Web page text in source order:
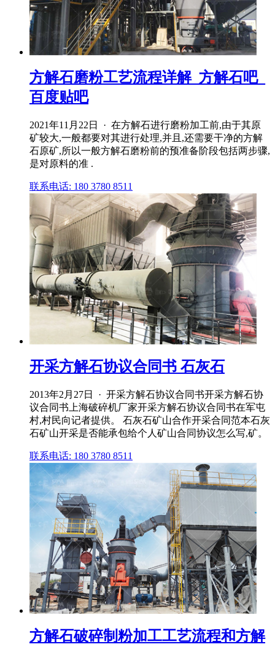
方解石磨粉工艺流程详解_方解石吧_
百度贴吧
2021年11月22日 · 在方解石进行磨粉加工前,由于其原
矿较大,一般都要对其进行处理,并且,还需要干净的方解
石原矿,所以一般方解石磨粉前的预准备阶段包括两步骤,
是对原料的准 .
联系电话: 180 3780 8511
开采方解石协议合同书 石灰石
2013年2月27日 · 开采方解石协议合同书开采方解石协
议合同书上海破碎机厂家开采方解石协议合同书在军屯
村,村民向记者提供。 石灰石矿山合作开采合同范本石灰
石矿山开采是否能承包给个人矿山合同协议怎么写,矿。
联系电话: 180 3780 8511
方解石破碎制粉加工工艺流程和方解